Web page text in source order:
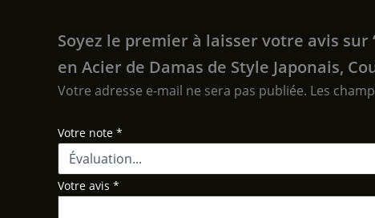
Soyez le premier à laisser votre avis sur
en Acier de Damas de Style Japonais,
Votre adresse e-mail ne sera pas publiée. Les
Votre note *
Votre avis *